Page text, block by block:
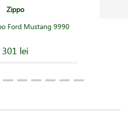
Zippo
Ford Mustang 9990
301 lei